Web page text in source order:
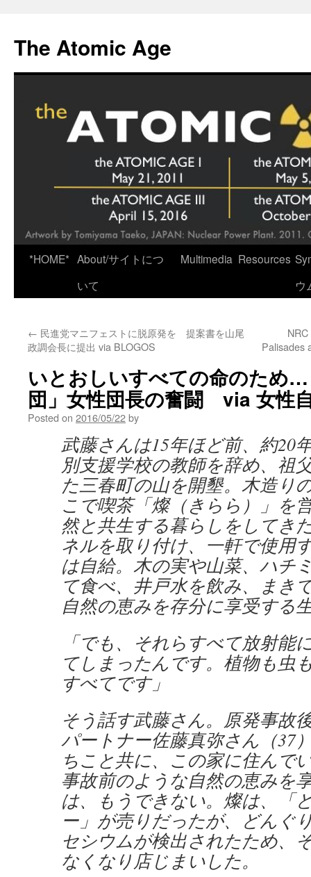
content
The Atomic Age
*HOME* About/サイトにつ
いて
Multimedia Resources
ウ
← 民進党マニフェストに脱原発を 提案書を山尾
政調会長に提出 via BLOGOS
Palisades
いとおしいすべての命のため
団」女性団長の奮闘 via 女性
Posted on 2016/05/22by
武藤さんは15年ほど前、約20
別支援学校の教師を辞め、祖
た三春町の山を開墾。木造り
こで喫茶「燦（きらら）」を
然と共生する暮らしをしてき
ネルを取り付け、一軒で使用
は自給。木の実や山菜、ハチ
て食べ、井戸水を飲み、まき
自然の恵みを存分に享受する
「でも、それらすべて放射能
てしまったんです。植物も虫
すべてです」
そう話す武藤さん。原発事故
パートナー佐藤真弥さん（37
ちこと共に、この家に住んで
事故前のような自然の恵みを
は、もうできない。燦は、「
ー」が売りだったが、どんぐ
セシウムが検出されたため、
なくなり店じまいした。